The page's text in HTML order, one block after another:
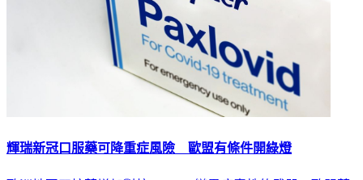
輝瑞新冠口服藥可降重症風險 歐盟有條件開綠燈